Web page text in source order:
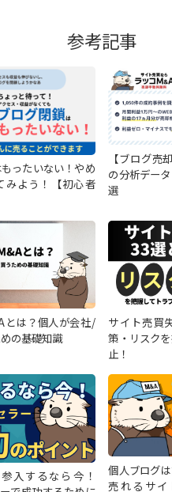
参考記事
ったいない！やめ
みよう！【初心者
【ブログ売
の分析デー
選
とは？個人が会社/
の基礎知識
サイト売買
策・リスク
止！
参入するなら今！
個人ブログ
売れるサイ